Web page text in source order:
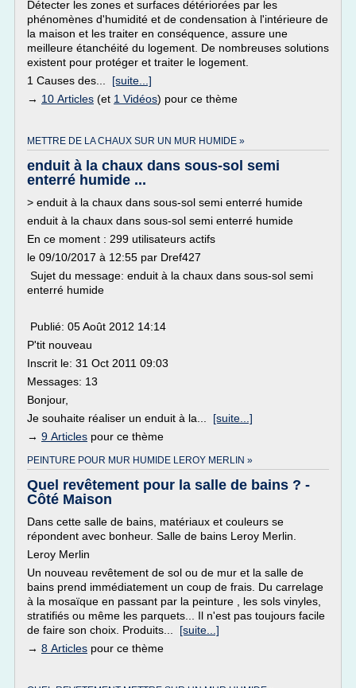
Détecter les zones et surfaces détériorées par les
phénomènes d'humidité et de condensation à l'intérieure de
la maison et les traiter en conséquence, assure une
meilleure étanchéité du logement. De nombreuses solutions
existent pour protéger et traiter le logement.
1 Causes des... [suite...]
→ 10 Articles (et 1 Vidéos) pour ce thème
METTRE DE LA CHAUX SUR UN MUR HUMIDE »
enduit à la chaux dans sous-sol semi
enterré humide ...
> enduit à la chaux dans sous-sol semi enterré humide
enduit à la chaux dans sous-sol semi enterré humide
En ce moment : 299 utilisateurs actifs
le 09/10/2017 à 12:55 par Dref427
Sujet du message: enduit à la chaux dans sous-sol semi
enterré humide
Publié: 05 Août 2012 14:14
P'tit nouveau
Inscrit le: 31 Oct 2011 09:03
Messages: 13
Bonjour,
Je souhaite réaliser un enduit à la... [suite...]
→ 9 Articles pour ce thème
PEINTURE POUR MUR HUMIDE LEROY MERLIN »
Quel revêtement pour la salle de bains ? -
Côté Maison
Dans cette salle de bains, matériaux et couleurs se
répondent avec bonheur. Salle de bains Leroy Merlin.
Leroy Merlin
Un nouveau revêtement de sol ou de mur et la salle de
bains prend immédiatement un coup de frais. Du carrelage
à la mosaïque en passant par la peinture , les sols vinyles,
stratifiés ou même les parquets... Il n'est pas toujours facile
de faire son choix. Produits... [suite...]
→ 8 Articles pour ce thème